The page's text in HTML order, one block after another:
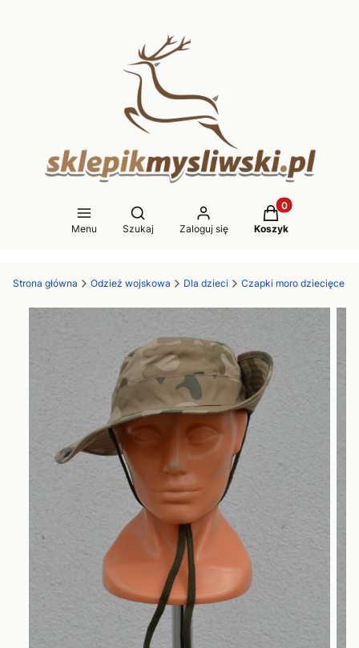
Menu
Otwórz wyszukiwarkę
Szukaj Zaloguj się
Produkty w
Koszyk
Strona główna Odzież wojskowa Dla dzieci Czapki moro dziecięce